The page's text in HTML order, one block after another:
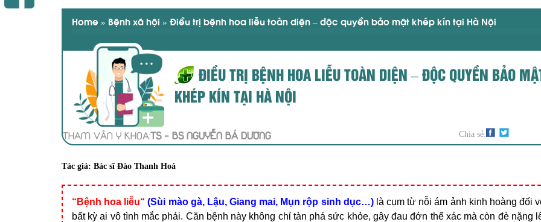
Home » Bệnh xã hội » Điều trị bệnh hoa liễu toàn diện – độc quyền bảo mật khép kín tại Hà Nội
ĐIỀU TRỊ BỆNH HOA LIỄU TOÀN DIỆN – ĐỘC QUYỀN BẢO
KHÉP KÍN TẠI HÀ NỘI
THAM VẤN Y KHOA:TS - BS NGUYỄN BÁ DƯƠNG Chia sẻ:
Tác giả: Bác sĩ Đào Thanh Hoá
“ Bệnh hoa liễu“ (Sùi mào gà, Lậu, Giang mai, Mụn rộp sinh dục…)là cụm từ nỗi ám ảnh kinh hoàng đối
bất kỳ ai vô tình mắc phải. Căn bệnh này không chỉ tàn phá sức khỏe, gây đau đớn thể xác mà còn đè nặng